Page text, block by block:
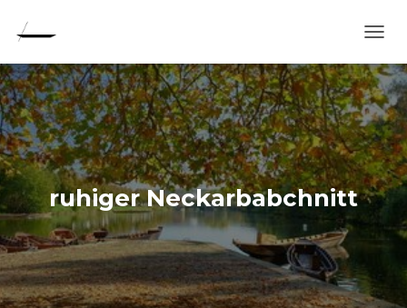
A
V
I
G
A
T
I
O
M
H
A
ruhiger Neckarbabchnitt